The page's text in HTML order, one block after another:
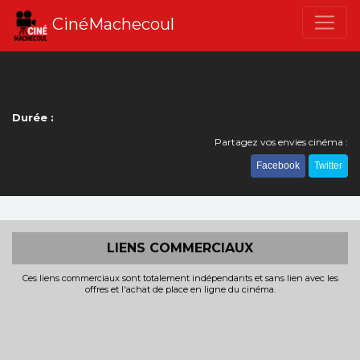
CinéMachecoul
Durée :
Partagez vos envies cinéma :
Facebook Twitter
LIENS COMMERCIAUX
Ces liens commerciaux sont totalement indépendants et sans lien avec les
offres et l'achat de place en ligne du cinéma.